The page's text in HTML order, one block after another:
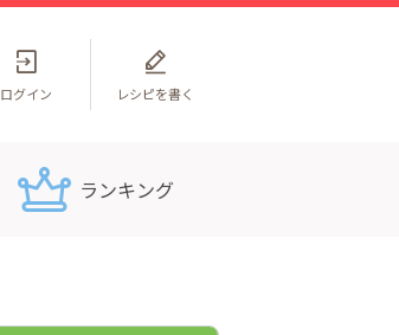
ログイン レシピを書く
ランキング